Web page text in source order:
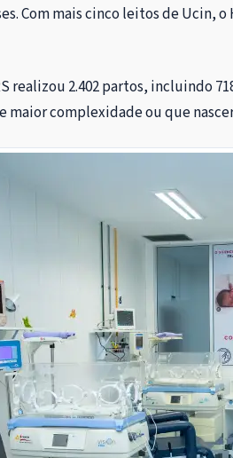
Com mais cinco leitos de
realizou 2.402 partos, incluindo
maior complexidade ou que